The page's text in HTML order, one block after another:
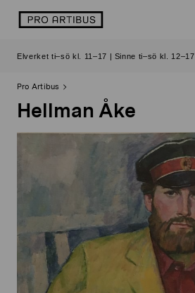
logo
Elverket ti–sö kl. 11–17 | Sinne ti–sö kl. 12–17
Pro Artibus
Hellman Åke